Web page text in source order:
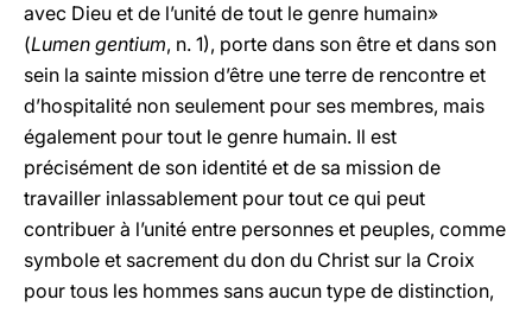
avec Dieu et de l’unité de tout le genre humain»
(Lumen gentium, n. 1), porte dans son être et dans son
sein la sainte mission d’être une terre de rencontre et
d’hospitalité non seulement pour ses membres, mais
également pour tout le genre humain. Il est
précisément de son identité et de sa mission de
travailler inlassablement pour tout ce qui peut
contribuer à l’unité entre personnes et peuples, comme
symbole et sacrement du don du Christ sur la Croix
pour tous les hommes sans aucun type de distinction,